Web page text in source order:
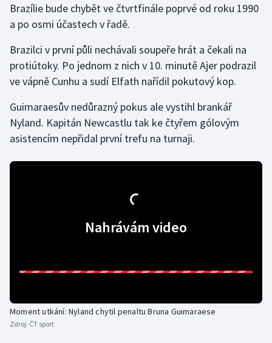
Motorsport
Parasport
Plážový volejbal
Sportovní střelba
Stolní tenis
Triatlon
Brazílie bude chybět ve čtvrtfinále poprvé od roku 1990
a po osmi účastech v řadě.
Brazilci v první půli nechávali soupeře hrát a čekali na
protiútoky. Po jednom z nich v 10. minutě Ajer podrazil
ve vápně Cunhu a sudí Elfath nařídil pokutový kop.
Guimaraesův nedůrazný pokus ale vystihl brankář
Nyland. Kapitán Newcastlu tak ke čtyřem gólovým
asistencím nepřidal první trefu na turnaji.
Nahrávám video
Moment utkání: Nyland chytil penaltu Bruna Guimaraese
Zdroj: ČT sport